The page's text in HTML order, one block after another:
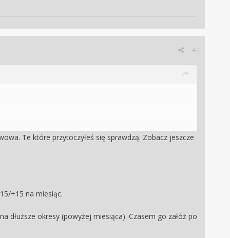
#2
Te które przytoczyłeś się sprawdzą. Zobacz jeszcze
+15 na miesiąc.
dłuższe okresy (powyżej miesiąca). Czasem go załóż po